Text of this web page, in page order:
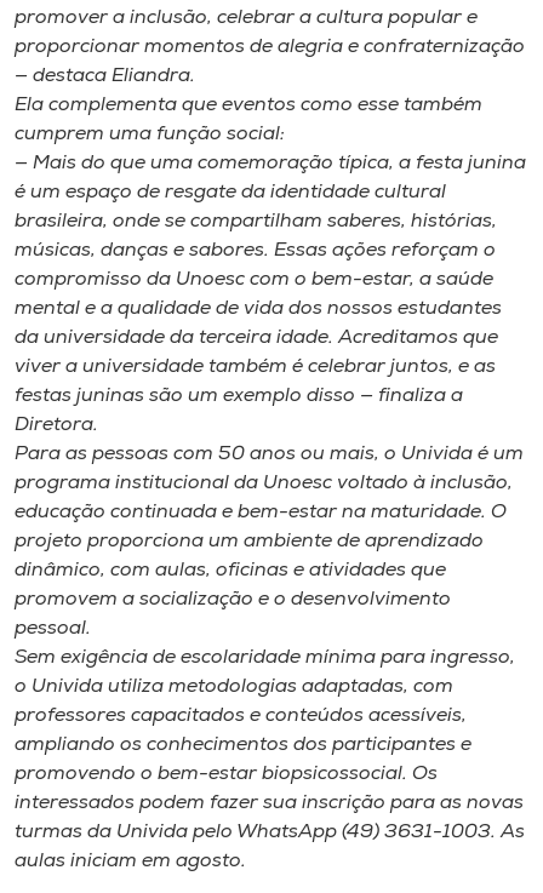
promover a inclusão, celebrar a cultura popular e
proporcionar momentos de alegria e confraternização
— destaca Eliandra.
Ela complementa que eventos como esse também
cumprem uma função social:
— Mais do que uma comemoração típica, a festa junina
é um espaço de resgate da identidade cultural
brasileira, onde se compartilham saberes, histórias,
músicas, danças e sabores. Essas ações reforçam o
compromisso da Unoesc com o bem-estar, a saúde
mental e a qualidade de vida dos nossos estudantes
da universidade da terceira idade. Acreditamos que
viver a universidade também é celebrar juntos, e as
festas juninas são um exemplo disso — finaliza a
Diretora.
Para as pessoas com 50 anos ou mais, o Univida é um
programa institucional da Unoesc voltado à inclusão,
educação continuada e bem-estar na maturidade. O
projeto proporciona um ambiente de aprendizado
dinâmico, com aulas, oficinas e atividades que
promovem a socialização e o desenvolvimento
pessoal.
Sem exigência de escolaridade mínima para ingresso,
o Univida utiliza metodologias adaptadas, com
professores capacitados e conteúdos acessíveis,
ampliando os conhecimentos dos participantes e
promovendo o bem-estar biopsicossocial. Os
interessados podem fazer sua inscrição para as novas
turmas da Univida pelo WhatsApp (49) 3631-1003. As
aulas iniciam em agosto.